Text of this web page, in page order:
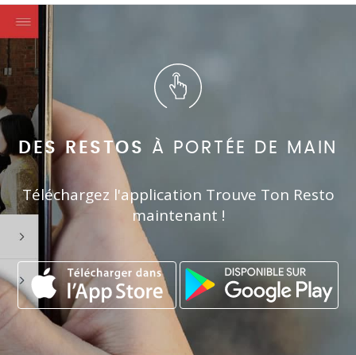
DES RESTOS À PORTÉE DE MAIN
Téléchargez l'application Trouve Ton Resto
maintenant !